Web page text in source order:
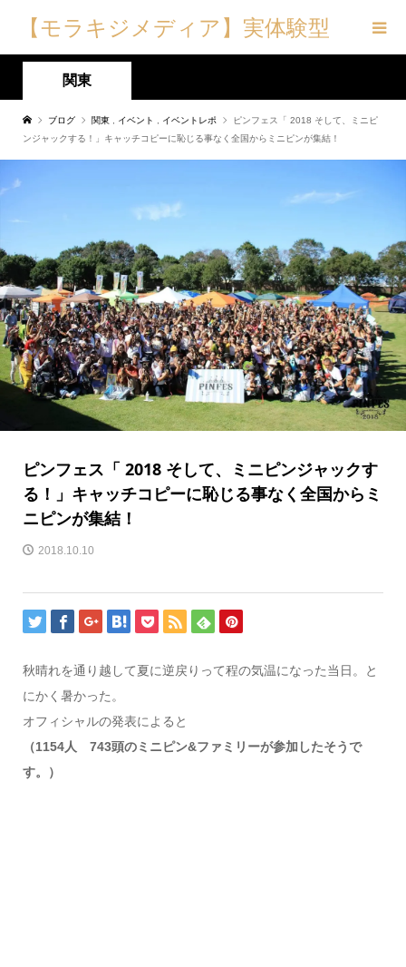
【モラキジメディア】実体験型
の犬メディア&トリーツ専門店
関東
ブログ 関東 イベント イベントレポ
ピンフェス「 2018 そして、ミニピ
ンジャックする！」キャッチコピーに恥じる事なく全国からミニピンが集結！
ピンフェス「 2018 そして、ミニピンジャックす
る！」キャッチコピーに恥じる事なく全国からミ
ニピンが集結！
2018.10.10
秋晴れを通り越して夏に逆戻りって程の気温になった当日。と
にかく暑かった。
オフィシャルの発表によると
（1154人 743頭のミニピン&ファミリーが参加したそうで
す。）